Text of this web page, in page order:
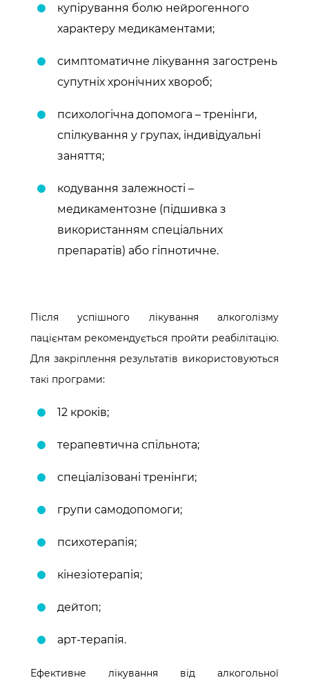
купірування болю нейрогенного
характеру медикаментами;
симптоматичне лікування загострень
супутніх хронічних хвороб;
психологічна допомога – тренінги,
спілкування у групах, індивідуальні
заняття;
кодування залежності –
медикаментозне (підшивка з
використанням спеціальних
препаратів) або гіпнотичне.
Після успішного лікування алкоголізму
пацієнтам рекомендується пройти реабілітацію.
Для закріплення результатів використовуються
такі програми:
12 кроків;
терапевтична спільнота;
спеціалізовані тренінги;
групи самодопомоги;
психотерапія;
кінезіотерапія;
дейтоп;
арт-терапія.
Ефективне лікування від алкогольної